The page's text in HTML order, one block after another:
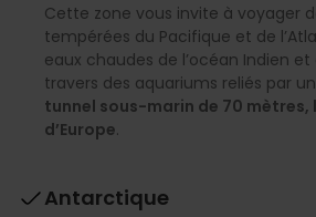
Cette zone vous invite à voyager
tempérées du Pacifique et de
eaux chaudes de l’océan Indien et
travers des aquariums reliés par un
tunnel sous-marin de 70 mètres,
d’Europe.
Antarctique